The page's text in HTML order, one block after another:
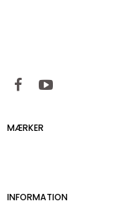
MÆRKER
INFORMATION